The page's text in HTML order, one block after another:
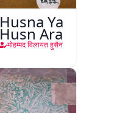
Husna Ya
Husn Ara
मोहम्मद विलायत हुसैन